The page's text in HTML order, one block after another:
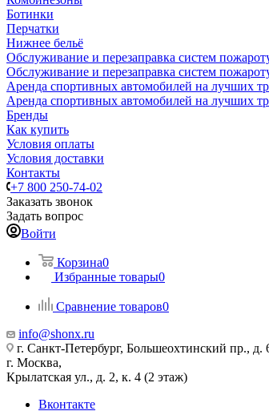
Ботинки
Перчатки
Нижнее бельё
Обслуживание и перезаправка систем
Обслуживание и перезаправка систем
Аренда спортивных автомобилей на лучших
Аренда спортивных автомобилей на лучших
Бренды
Как купить
Условия оплаты
Условия доставки
Контакты
+7 800 250-74-02
Заказать звонок
Задать вопрос
Войти
Корзина0
Избранные товары0
Сравнение товаров0
info@shonx.ru
г. Санкт-Петербург, Большеохтинский пр., д.
г. Москва,
Крылатская ул., д. 2, к. 4 (2 этаж)
Вконтакте